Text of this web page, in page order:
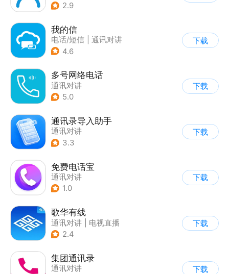
2.9
我的信
电话/短信
通讯对讲
4.6
下载
多号网络电话
通讯对讲
5.0
下载
通讯录导入助手
通讯对讲
3.3
下载
免费电话宝
通讯对讲
1.0
下载
歌华有线
通讯对讲
电视直播
2.4
下载
集团通讯录
通讯对讲
下载